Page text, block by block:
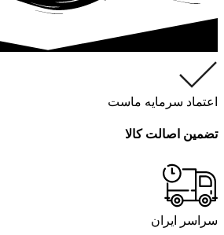
اعتماد سرمایه ماست
تضمین اصالت کالا
سراسر ایران